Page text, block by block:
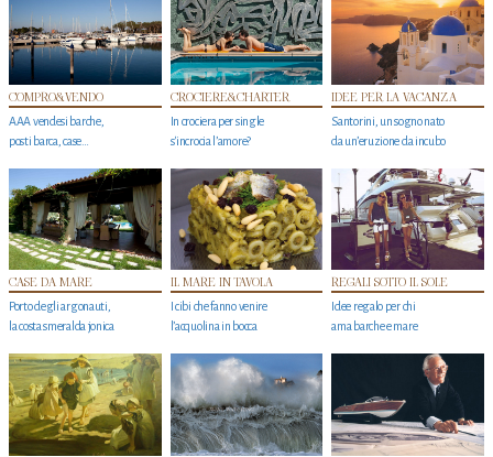
COMPRO&VENDO
AAA vendesi barche,
posti barca, case…
CROCIERE&CHARTER
In crociera per single
s'incrocia l’amore?
IDEE PER LA VACANZA
Santorini, un sogno nato
da un’eruzione da incubo
CASE DA MARE
Porto degli argonauti,
la costa smeralda jonica
IL MARE IN TAVOLA
I cibi che fanno venire
l’acquolina in bocca
REGALI SOTTO IL SOLE
Idee regalo per chi
ama barche e mare